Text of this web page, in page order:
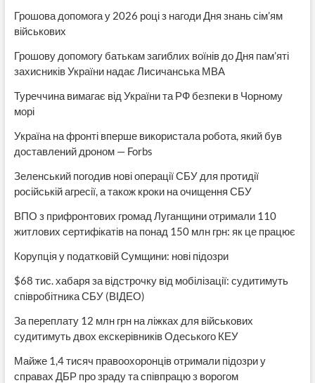
Грошова допомога у 2026 році з нагоди Дня знань сім’ям
військових
Грошову допомогу батькам загиблих воїнів до Дня пам’яті
захисників України надає Лисичанська МВА
Туреччина вимагає від України та РФ безпеки в Чорному
морі
Україна на фронті вперше використала робота, який був
доставлений дроном — Forbs
Зеленський погодив нові операції СБУ для протидії
російській агресії, а також кроки на очищення СБУ
ВПО з прифронтових громад Луганщини отримали 110
житлових сертифікатів на понад 150 млн грн: як це працює
Корупція у податковій Сумщини: нові підозри
$68 тис. хабаря за відстрочку від мобілізації: судитимуть
співробітника СБУ (ВІДЕО)
За переплату 12 млн грн на ліжках для військових
судитимуть двох екскерівників Одеського КЕУ
Майже 1,4 тисяч правоохоронців отримали підозри у
справах ДБР про зраду та співпрацю з ворогом